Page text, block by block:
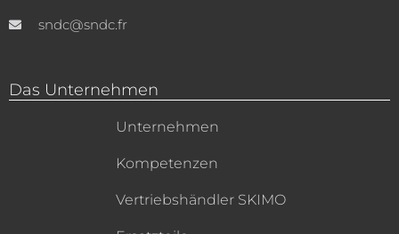
sndc@sndc.fr
Das Unternehmen
Unternehmen
Kompetenzen
Vertriebshändler SKIMO